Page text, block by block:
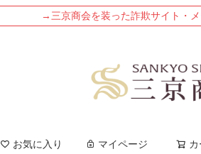
→三京商会を装った詐欺サイト・
お気に入り マイページ カ